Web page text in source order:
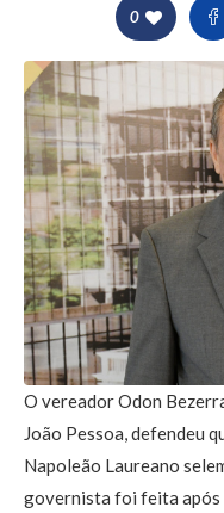
0
O vereador Odon
João Pessoa, defendeu
Napoleão Laureano
governista foi feita após